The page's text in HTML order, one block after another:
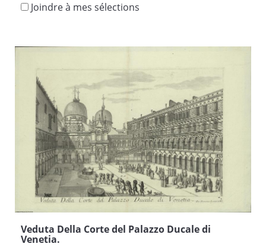
Joindre à mes sélections
Veduta Della Corte del Palazzo Ducale di
Venetia.